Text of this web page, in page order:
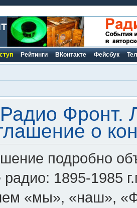
Рейтинги ВКонтакте Фейсбук
Фронт.
о
подробно
1895-1985
«мы», «наш»,